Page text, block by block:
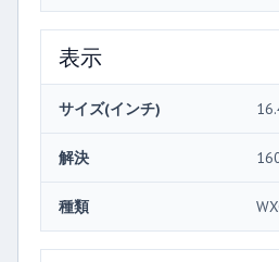
表示
サイズ(インチ)
解決
種類